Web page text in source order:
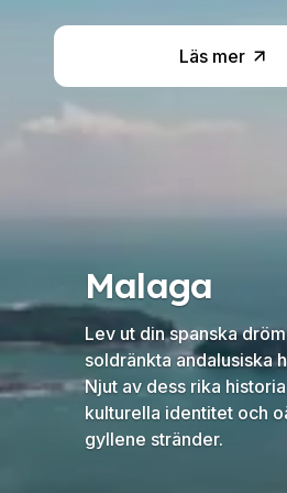
Läs mer
Malaga
Lev ut din spanska
soldränkta andalusiska
Njut av dess rika
kulturella identitet och
gyllene stränder.